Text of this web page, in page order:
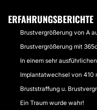
ERFAHRUNGSBERICHTE
Brustvergrößerung von A
Brustvergrößerung mit
In einem sehr
Implantatwechsel von 410
Bruststraffung u.
Ein Traum wurde wahr!